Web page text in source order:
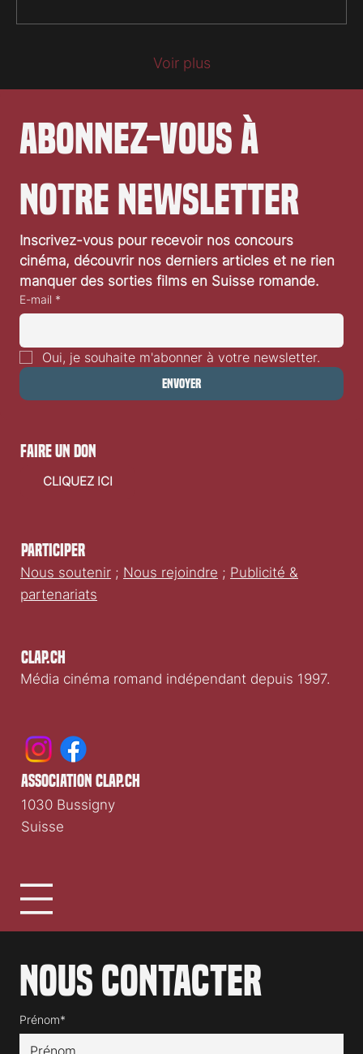
vent, les histoires d'amour aussi. Elles
devenir inarrêtables, et ce qu'elles laissent
Voir plus
Abonnez-vous à
notre newsletter
Inscrivez-vous pour recevoir nos concours
cinéma, découvrir nos derniers articles et ne rien
manquer des sorties films en Suisse romande.
E-mail *
Oui, je souhaite m'abonner à votre newsletter.
Envoyer
Clap.ch
Média cinéma romand indépendant depuis 1997.
Participer
Nous soutenir ; Nous rejoindre ; Publicité &
partenariats
Nous contacter
Prénom*
faire un don
CLIQUEZ ICI
association clap.ch
1030 Bussigny
Suisse